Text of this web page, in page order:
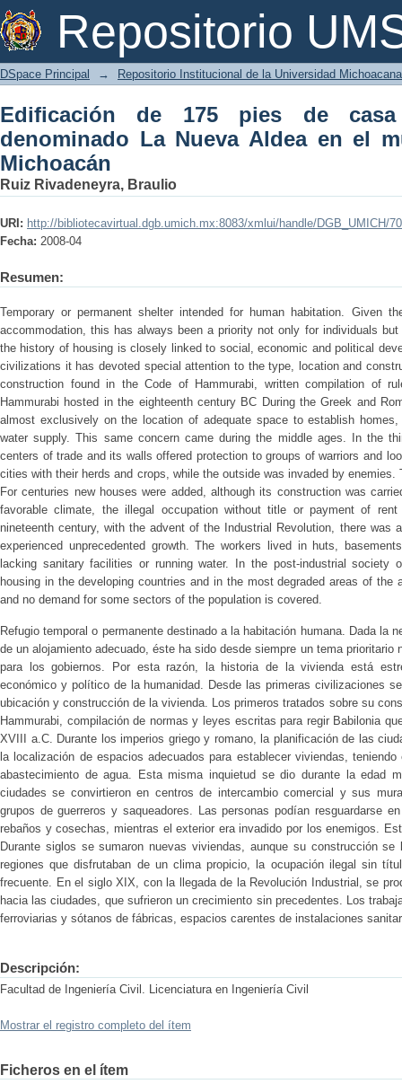
Repositorio
Edificación de 175 pies de casa en el
municipio de Morelia Michoacán
DSpace Principal → Repositorio Institucional de la Universidad
Edificación de 175 pies de
denominado La Nueva Aldea en el
Michoacán
Ruiz Rivadeneyra, Braulio
URI: http://bibliotecavirtual.dgb.umich.mx:8083/xmlui/handle/DGB_UMICH/
Fecha: 2008-04
Resumen:
Temporary or permanent shelter intended for human habitation. Given
accommodation, this has always been a priority not only for individuals
the history of housing is closely linked to social, economic and political
civilizations it has devoted special attention to the type, location and
construction found in the Code of Hammurabi, written compilation of
Hammurabi hosted in the eighteenth century BC During the Greek and
almost exclusively on the location of adequate space to establish
water supply. This same concern came during the middle ages. In the
centers of trade and its walls offered protection to groups of warriors and
cities with their herds and crops, while the outside was invaded by
For centuries new houses were added, although its construction was
favorable climate, the illegal occupation without title or payment of
nineteenth century, with the advent of the Industrial Revolution, there was
experienced unprecedented growth. The workers lived in huts,
lacking sanitary facilities or running water. In the post-industrial society
housing in the developing countries and in the most degraded areas of the
and no demand for some sectors of the population is covered.
Refugio temporal o permanente destinado a la habitación humana. Dada la
de un alojamiento adecuado, éste ha sido desde siempre un tema prioritario
para los gobiernos. Por esta razón, la historia de la vivienda está
económico y político de la humanidad. Desde las primeras civilizaciones
ubicación y construcción de la vivienda. Los primeros tratados sobre su
Hammurabi, compilación de normas y leyes escritas para regir Babilonia
XVIII a.C. Durante los imperios griego y romano, la planificación de las
la localización de espacios adecuados para establecer viviendas,
abastecimiento de agua. Esta misma inquietud se dio durante la edad
ciudades se convirtieron en centros de intercambio comercial y sus
grupos de guerreros y saqueadores. Las personas podían resguardarse
rebaños y cosechas, mientras el exterior era invadido por los enemigos.
Durante siglos se sumaron nuevas viviendas, aunque su construcción
regiones que disfrutaban de un clima propicio, la ocupación ilegal sin
frecuente. En el siglo XIX, con la llegada de la Revolución Industrial, se
hacia las ciudades, que sufrieron un crecimiento sin precedentes. Los
ferroviarias y sótanos de fábricas, espacios carentes de instalaciones
Descripción:
Facultad de Ingeniería Civil. Licenciatura en Ingeniería Civil
Mostrar el registro completo del ítem
Ficheros en el ítem